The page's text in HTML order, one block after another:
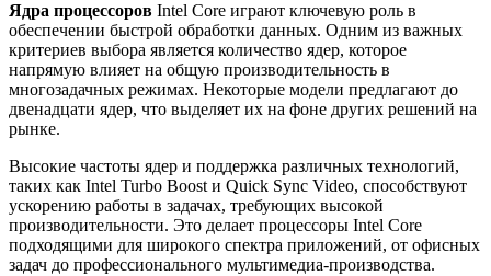
Ядра процессоров Intel Core играют ключевую роль в
обеспечении быстрой обработки данных. Одним из важных
критериев выбора является количество ядер, которое
напрямую влияет на общую производительность в
многозадачных режимах. Некоторые модели предлагают до
двенадцати ядер, что выделяет их на фоне других решений на
рынке.
Высокие частоты ядер и поддержка различных технологий,
таких как Intel Turbo Boost и Quick Sync Video, способствуют
ускорению работы в задачах, требующих высокой
производительности. Это делает процессоры Intel Core
подходящими для широкого спектра приложений, от офисных
задач до профессионального мультимедиа-производства.